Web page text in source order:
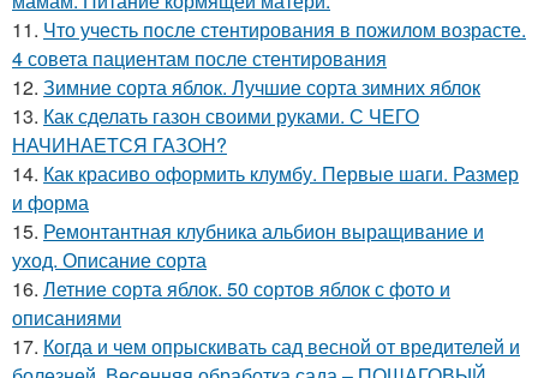
11. Что учесть после стентирования в пожилом возрасте.
4 совета пациентам после стентирования
12. Зимние сорта яблок. Лучшие сорта зимних яблок
13. Как сделать газон своими руками. С ЧЕГО
НАЧИНАЕТСЯ ГАЗОН?
14. Как красиво оформить клумбу. Первые шаги. Размер
и форма
15. Ремонтантная клубника альбион выращивание и
уход. Описание сорта
16. Летние сорта яблок. 50 сортов яблок с фото и
описаниями
17. Когда и чем опрыскивать сад весной от вредителей и